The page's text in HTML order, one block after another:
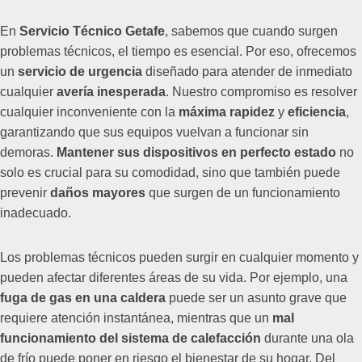
En Servicio Técnico Getafe, sabemos que cuando surgen
problemas técnicos, el tiempo es esencial. Por eso, ofrecemos
un servicio de urgencia diseñado para atender de inmediato
cualquier avería inesperada. Nuestro compromiso es resolver
cualquier inconveniente con la máxima rapidez y eficiencia,
garantizando que sus equipos vuelvan a funcionar sin
demoras. Mantener sus dispositivos en perfecto estado no
solo es crucial para su comodidad, sino que también puede
prevenir daños mayores que surgen de un funcionamiento
inadecuado.
Los problemas técnicos pueden surgir en cualquier momento y
pueden afectar diferentes áreas de su vida. Por ejemplo, una
fuga de gas en una caldera puede ser un asunto grave que
requiere atención instantánea, mientras que un mal
funcionamiento del sistema de calefacción durante una ola
de frío puede poner en riesgo el bienestar de su hogar. Del